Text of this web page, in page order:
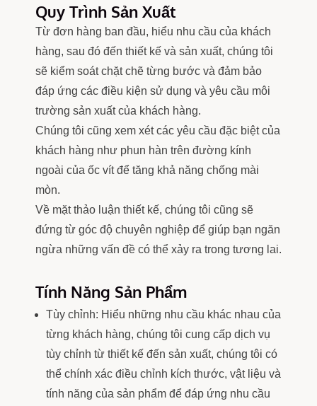
Quy Trình Sản Xuất
Từ đơn hàng ban đầu, hiểu nhu cầu của khách
hàng, sau đó đến thiết kế và sản xuất, chúng tôi
sẽ kiểm soát chặt chẽ từng bước và đảm bảo
đáp ứng các điều kiện sử dụng và yêu cầu môi
trường sản xuất của khách hàng.
Chúng tôi cũng xem xét các yêu cầu đặc biệt của
khách hàng như phun hàn trên đường kính
ngoài của ốc vít để tăng khả năng chống mài
mòn.
Về mặt thảo luận thiết kế, chúng tôi cũng sẽ
đứng từ góc độ chuyên nghiệp để giúp bạn ngăn
ngừa những vấn đề có thể xảy ra trong tương lai.
Tính Năng Sản Phẩm
Tùy chỉnh: Hiểu những nhu cầu khác nhau của
từng khách hàng, chúng tôi cung cấp dịch vụ
tùy chỉnh từ thiết kế đến sản xuất, chúng tôi có
thể chính xác điều chỉnh kích thước, vật liệu và
tính năng của sản phẩm để đáp ứng nhu cầu